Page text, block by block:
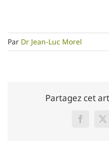
Par Dr Jean-Luc Morel
Partagez cet
Facebook